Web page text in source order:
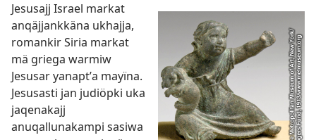
Jesusajj Israel markat
anqäjjankkäna ukhajja,
romankir Siria markat
mä griega warmiw
Jesusar yanaptʼa mayïna.
Jesusasti jan judiöpki uka
jaqenakajj
anuqallunakampi sasiwa